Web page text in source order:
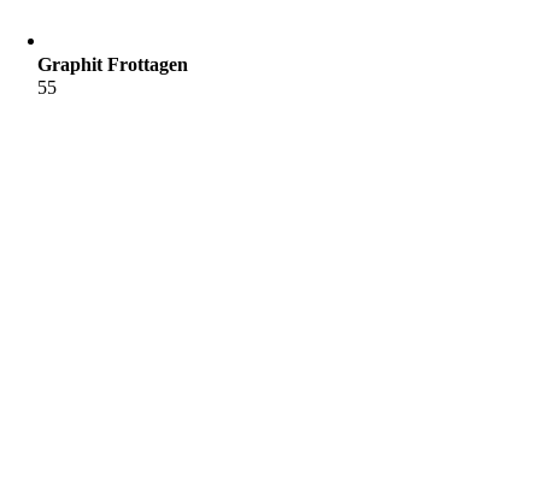
Graphit Frottagen
55